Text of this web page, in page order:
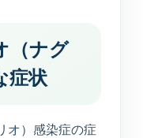
（ナグ
症状
オ）感染症の症